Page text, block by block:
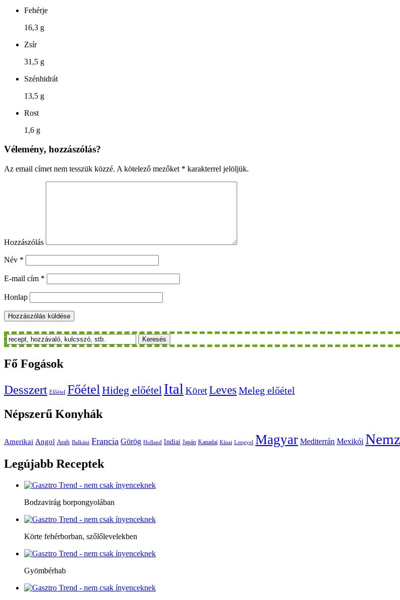
Fehérje
16,3 g
Zsír
31,5 g
Szénhidrát
13,5 g
Rost
1,6 g
Vélemény, hozzászólás?
Az email címet nem tesszük közzé. A kötelező mezőket * karakterrel jelöljük.
Hozzászólás
Név *
E-mail cím *
Honlap
Keresés
Fő Fogások
Desszert Előétel Főétel Hideg előétel Ital KöretLeves Meleg előétel
Népszerű Konyhák
Amerikai Angol Arab Balkáni Francia Görög Holland Indiai Japán Kanadai Kínai Lengyel Magyar Mediterrán Mexikói
Legújabb Receptek
Bodzavirág borpongyolában
Körte fehérborban, szőlőlevelekben
Gyömbérhab